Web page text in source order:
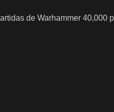
de Warhammer